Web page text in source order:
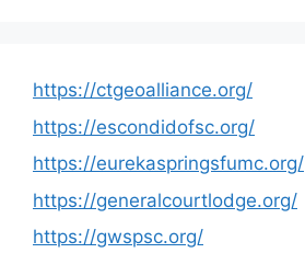
https://ctgeoalliance.org/
https://escondidofsc.org/
https://eurekaspringsfumc.org/
https://generalcourtlodge.org/
https://gwspsc.org/